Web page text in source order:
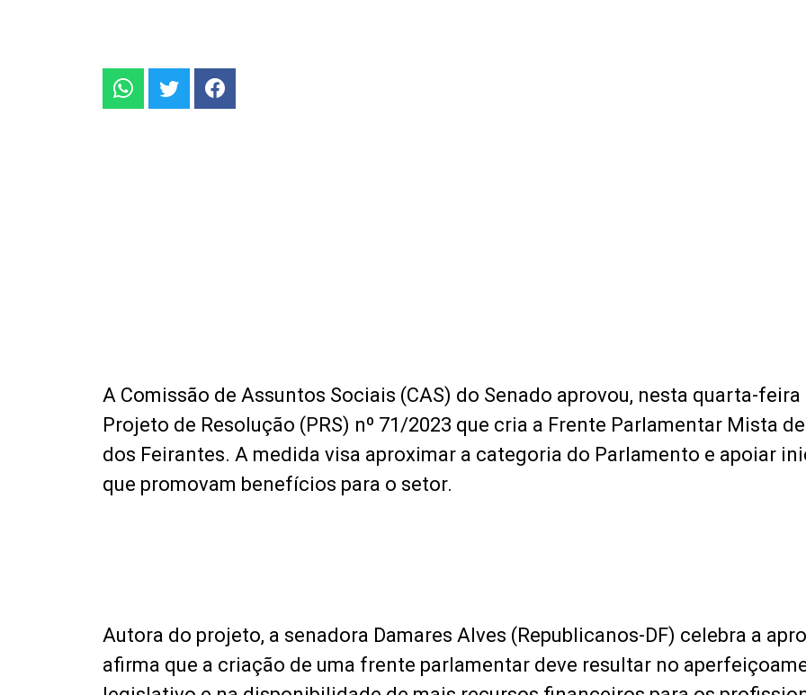
A Comissão de Assuntos Sociais (CAS) do Senado aprovou, nesta quarta-feira
Projeto de Resolução (PRS) nº 71/2023 que cria a Frente Parlamentar Mista
dos Feirantes. A medida visa aproximar a categoria do Parlamento e apoiar
que promovam benefícios para o setor.
Autora do projeto, a senadora Damares Alves (Republicanos-DF) celebra a
afirma que a criação de uma frente parlamentar deve resultar no